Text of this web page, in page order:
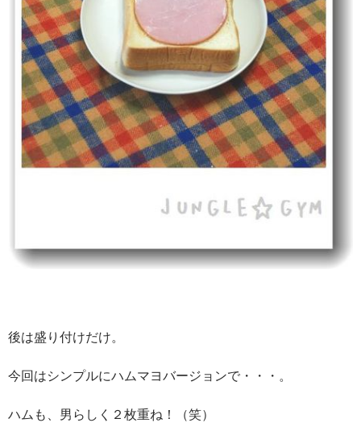
後は盛り付けだけ。
今回はシンプルにハムマヨバージョンで・・・。
ハムも、男らしく２枚重ね！（笑）